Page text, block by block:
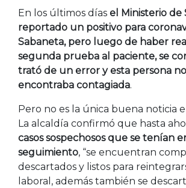
En los últimos días el Ministerio de
reportado un positivo para
Sabaneta, pero luego de haber
segunda prueba al paciente, se
trató de un error y esta persona
encontraba contagiada.
Pero no es la única buena noticia
La alcaldía confirmó que hasta
casos sospechosos que se tenían
seguimiento, “se encuentran
descartados y listos para
laboral, además también se